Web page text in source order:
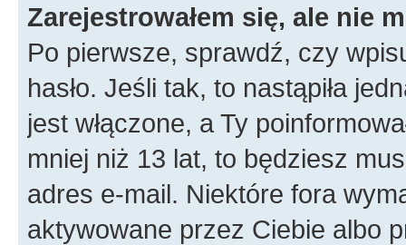
Zarejestrowałem się, ale nie
Po pierwsze, sprawdź, czy
hasło. Jeśli tak, to nastąpiła
jest włączone, a Ty
mniej niż 13 lat, to będziesz
adres e-mail. Niektóre fora
aktywowane przez Ciebie albo